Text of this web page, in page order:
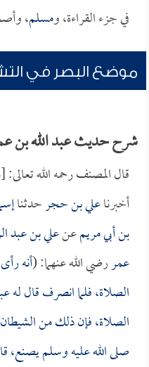
في جزء القراءة، ومسلم،
موضع البصر في
شرح حديث عبد الله بن
قال المصنف رحمه الله
أخبرناعلي بن حجرحدثنا
بن أبي مريمعنعلي بن عبد
عمررضي الله عنهما: (أنه
الصلاة، فلما انصرف قال له
الصلاة، فإن ذلك من
صلى الله عليه وسلم